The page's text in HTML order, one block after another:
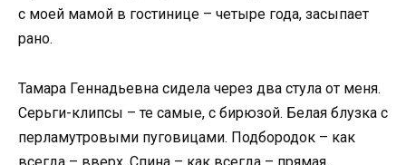
с моей мамой в гостинице – четыре года, засыпает
рано.
Тамара Геннадьевна сидела через два стула от меня.
Серьги-клипсы – те самые, с бирюзой. Белая блузка с
перламутровыми пуговицами. Подбородок – как
всегда – вверх. Спина – как всегда – прямая.